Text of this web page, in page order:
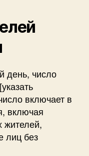
день, число
включает в
включая
жителей,
лиц без